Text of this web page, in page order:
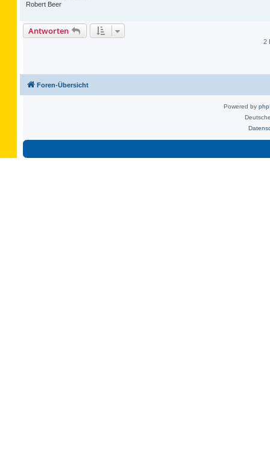
Robert Beer
Antworten
2
Foren-Übersicht
Powered by